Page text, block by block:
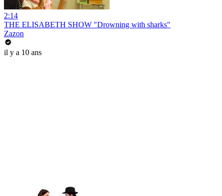
2:14
THE ELISABETH SHOW "Drowning with sharks"
Zazon
il y a 10 ans